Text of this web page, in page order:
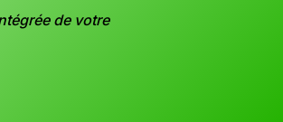
de votre